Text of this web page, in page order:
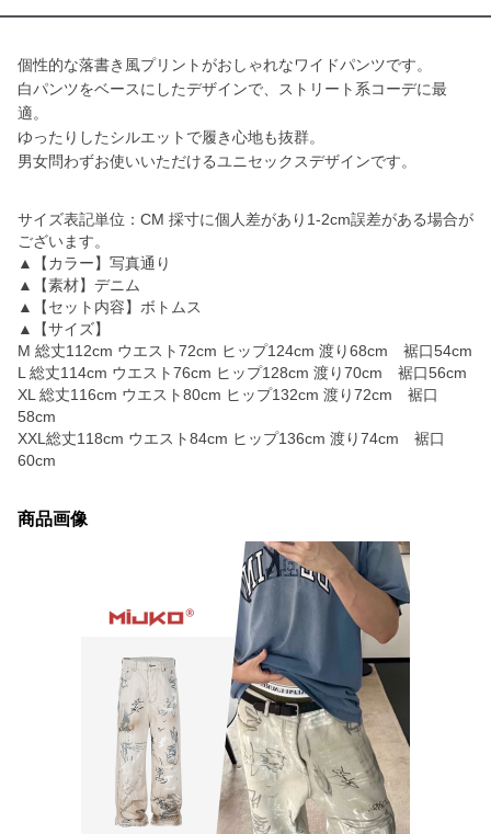
個性的な落書き風プリントがおしゃれなワイドパンツです。
白パンツをベースにしたデザインで、ストリート系コーデに最
適。
ゆったりしたシルエットで履き心地も抜群。
男女問わずお使いいただけるユニセックスデザインです。
サイズ表記単位：CM 採寸に個人差があり1-2cm誤差がある場合が
ございます。
▲【カラー】写真通り
▲【素材】デニム
▲【セット内容】ボトムス
▲【サイズ】
M 総丈112cm ウエスト72cm ヒップ124cm 渡り68cm 裾口54cm
L 総丈114cm ウエスト76cm ヒップ128cm 渡り70cm 裾口56cm
XL 総丈116cm ウエスト80cm ヒップ132cm 渡り72cm 裾口
58cm
XXL総丈118cm ウエスト84cm ヒップ136cm 渡り74cm 裾口
60cm
商品画像